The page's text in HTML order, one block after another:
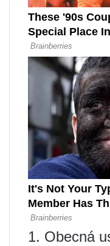
1. Obecná